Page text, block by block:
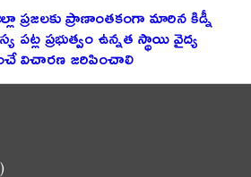
ప్రాణాంతకంగా మారిన కిడ్నీ
ప్రభుత్వం ఉన్నత స్థాయి వైద్య
విచారణ జరిపించాలి